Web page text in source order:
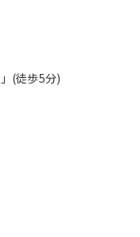
」(徒歩5分)